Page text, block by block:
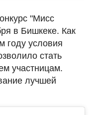
"Мисс
в Бишкеке. Как
году условия
стать
участницам.
лучшей